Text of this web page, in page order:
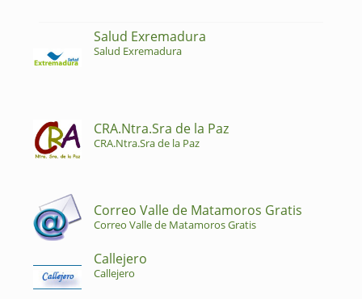
Salud Exremadura
Salud Exremadura
CRA.Ntra.Sra de la Paz
CRA.Ntra.Sra de la Paz
Correo Valle de Matamoros Gratis
Correo Valle de Matamoros Gratis
Callejero
Callejero